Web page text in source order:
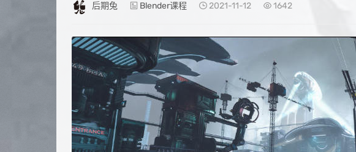
后期兔 Blender课程 2021-11-12 1642